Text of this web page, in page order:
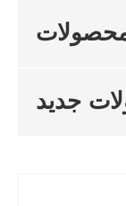
جدید